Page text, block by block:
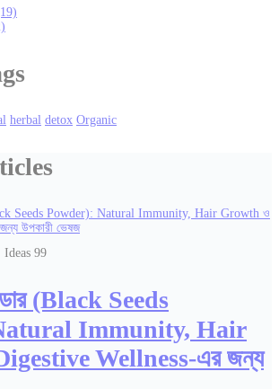
herbal detox Organic
Ideas 99
(Black Seeds
Immunity, Hair
Wellness-এর জন্য